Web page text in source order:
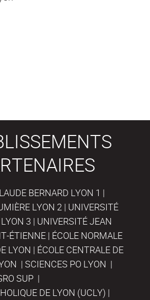
BERNARD LYON 1 |
LYON 2 | UNIVERSITÉ
3 | UNIVERSITÉ JEAN
ÉTIENNE | ÉCOLE NORMALE
LYON | ÉCOLE CENTRALE DE
| SCIENCES PO LYON |
SUP |
DE LYON (UCLY) |